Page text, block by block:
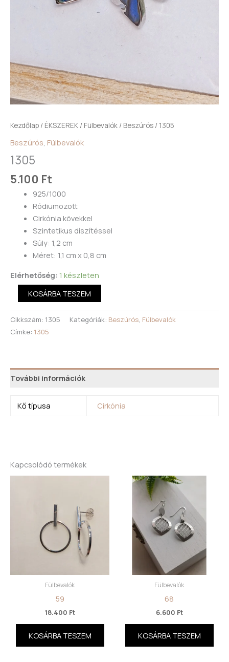
Kezdőlap / ÉKSZEREK / Fülbevalók / Beszúrós / 1305
Beszúrós Fülbevalók
1305
5.100 Ft
925/1000
Ródiumozott
Cirkónia kövekkel
Szintetikus díszítéssel
Súly: 1,2 cm
Méret: 1,1 cm x 0,8 cm
Elérhetőség: 1 készleten
KOSÁRBA TESZEM
Cikkszám: 1305 Kategóriák: Beszúrós, Fülbevalók
Címke: 1305
További információk
Kő típusa Cirkónia
Kapcsolódó termékek
Fülbevalók
59
18.400 Ft
KOSÁRBA TESZEM
Fülbevalók
68
6.600 Ft
KOSÁRBA TESZEM